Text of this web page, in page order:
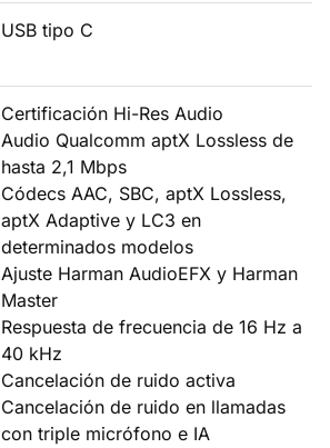
USB tipo C
Certificación Hi-Res Audio
Audio Qualcomm aptX Lossless de
hasta 2,1 Mbps
Códecs AAC, SBC, aptX Lossless,
aptX Adaptive y LC3 en
determinados modelos
Ajuste Harman AudioEFX y Harman
Master
Respuesta de frecuencia de 16 Hz a
40 kHz
Cancelación de ruido activa
Cancelación de ruido en llamadas
con triple micrófono e IA